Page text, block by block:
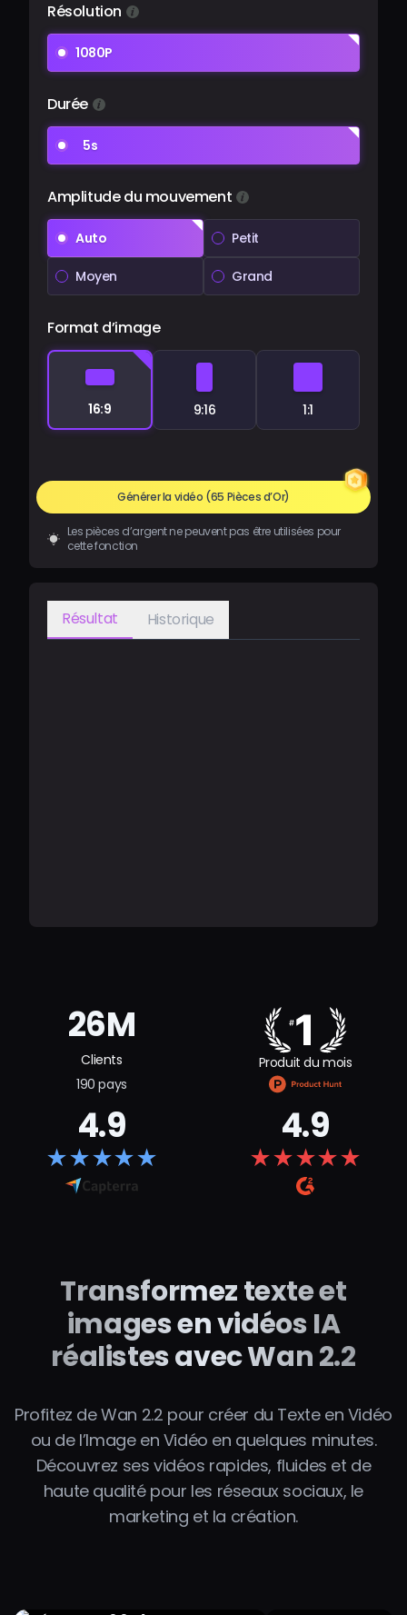
Résolution
1080P
Durée
5s
Amplitude du mouvement
Auto Petit
Moyen Grand
Format d’image
16:9 9:16 1:1
Générer la vidéo (65 Pièces d’Or)
Les pièces d’argent ne peuvent pas être utilisées pour
cette fonction
Résultat Historique
26M
Clients
190 pays
Produit du mois
4.9
★★★★★
4.9
★★★★★
Transformez texte et
images en vidéos IA
réalistes avec Wan 2.2
Profitez de Wan 2.2 pour créer du Texte en Vidéo
ou de l’Image en Vidéo en quelques minutes.
Découvrez ses vidéos rapides, fluides et de
haute qualité pour les réseaux sociaux, le
marketing et la création.